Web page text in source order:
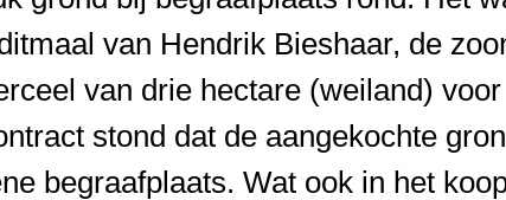
van Hendrik Bieshaar, de
van drie hectare (weiland)
stond dat de aangekochte
begraafplaats. Wat ook in het